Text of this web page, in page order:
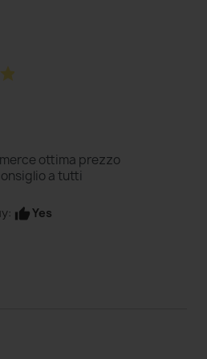
star
ottima prezzo
a tutti
thumb_upYes